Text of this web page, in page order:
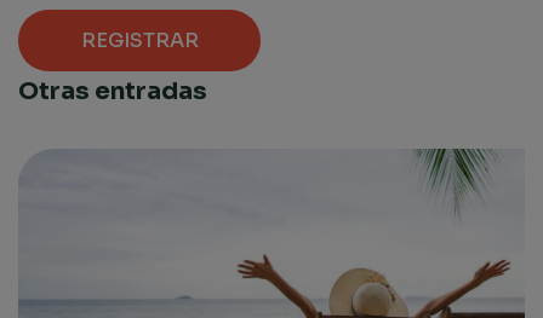
Otras entradas